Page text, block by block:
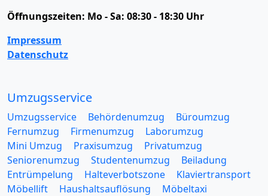
Öffnungszeiten: Mo - Sa: 08:30 - 18:30 Uhr
Impressum
Datenschutz
Umzugsservice
Umzugsservice Behördenumzug
Büroumzug
Fernumzug
Firmenumzug
Laborumzug
Mini Umzug
Praxisumzug
Privatumzug
Seniorenumzug
Studentenumzug
Beiladung
Entrümpelung
Halteverbotszone
Klaviertransport
Möbellift
Haushaltsauflösung
Möbeltaxi